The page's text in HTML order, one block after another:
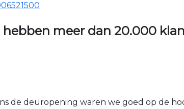
hebben meer dan 20.000
de deuropening waren we goed op de